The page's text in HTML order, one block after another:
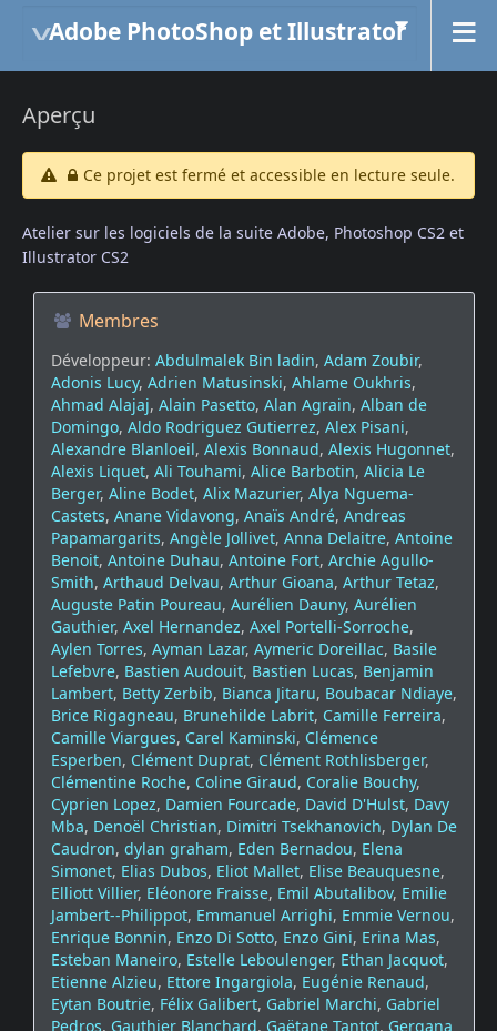
Adobe PhotoShop et Illustrator
Aperçu
Ce projet est fermé et accessible en lecture seule.
Atelier sur les logiciels de la suite Adobe, Photoshop CS2 et
Illustrator CS2
Membres
Développeur: Abdulmalek Bin ladin, Adam Zoubir,
Adonis Lucy, Adrien Matusinski, Ahlame Oukhris,
Ahmad Alajaj, Alain Pasetto, Alan Agrain, Alban de
Domingo, Aldo Rodriguez Gutierrez, Alex Pisani,
Alexandre Blanloeil, Alexis Bonnaud, Alexis Hugonnet,
Alexis Liquet, Ali Touhami, Alice Barbotin, Alicia Le
Berger, Aline Bodet, Alix Mazurier, Alya Nguema-
Castets, Anane Vidavong, Anaïs André, Andreas
Papamargarits, Angèle Jollivet, Anna Delaitre, Antoine
Benoit, Antoine Duhau, Antoine Fort, Archie Agullo-
Smith, Arthaud Delvau, Arthur Gioana, Arthur Tetaz,
Auguste Patin Poureau, Aurélien Dauny, Aurélien
Gauthier, Axel Hernandez, Axel Portelli-Sorroche,
Aylen Torres, Ayman Lazar, Aymeric Doreillac, Basile
Lefebvre, Bastien Audouit, Bastien Lucas, Benjamin
Lambert, Betty Zerbib, Bianca Jitaru, Boubacar Ndiaye,
Brice Rigagneau, Brunehilde Labrit, Camille Ferreira,
Camille Viargues, Carel Kaminski, Clémence
Esperben, Clément Duprat, Clément Rothlisberger,
Clémentine Roche, Coline Giraud, Coralie Bouchy,
Cyprien Lopez, Damien Fourcade, David D'Hulst, Davy
Mba, Denoël Christian, Dimitri Tsekhanovich, Dylan De
Caudron, dylan graham, Eden Bernadou, Elena
Simonet, Elias Dubos, Eliot Mallet, Elise Beauquesne,
Elliott Villier, Eléonore Fraisse, Emil Abutalibov, Emilie
Jambert--Philippot, Emmanuel Arrighi, Emmie Vernou,
Enrique Bonnin, Enzo Di Sotto, Enzo Gini, Erina Mas,
Esteban Maneiro, Estelle Leboulenger, Ethan Jacquot,
Etienne Alzieu, Ettore Ingargiola, Eugénie Renaud,
Eytan Boutrie, Félix Galibert, Gabriel Marchi, Gabriel
Pedros, Gauthier Blanchard, Gaëtane Tantot, Gergana